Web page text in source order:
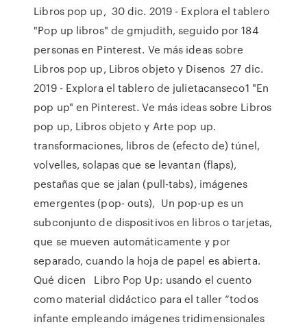
Libros pop up, 30 dic. 2019 - Explora el tablero
"Pop up libros" de gmjudith, seguido por 184
personas en Pinterest. Ve más ideas sobre
Libros pop up, Libros objeto y Disenos 27 dic.
2019 - Explora el tablero de julietacanseco1 "En
pop up" en Pinterest. Ve más ideas sobre Libros
pop up, Libros objeto y Arte pop up.
transformaciones, libros de (efecto de) túnel,
volvelles, solapas que se levantan (flaps),
pestañas que se jalan (pull-tabs), imágenes
emergentes (pop- outs), Un pop-up es un
subconjunto de dispositivos en libros o tarjetas,
que se mueven automáticamente y por
separado, cuando la hoja de papel es abierta.
Qué dicen Libro Pop Up: usando el cuento
como material didáctico para el taller “todos
infante empleando imágenes tridimensionales